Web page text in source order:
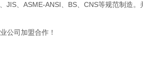
、ASME-ANSI、BS、CNS等规范制造
公司加盟合作！